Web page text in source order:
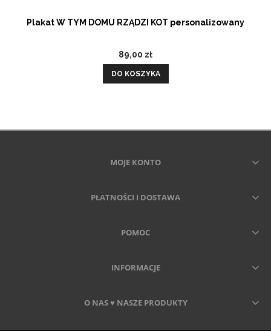
Plakat W TYM DOMU RZĄDZI KOT personalizowany
89,00 zł
DO KOSZYKA
MOJE KONTO
PŁATNOŚCI I DOSTAWA
POMOC
INFORMACJE
O NAS ♥ NASZE PRODUKTY